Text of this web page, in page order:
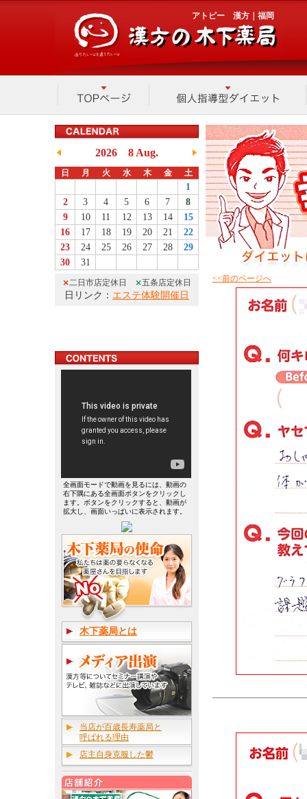
アトピー 漢方｜福岡
全画面モードで動画を見るには、動画の
右下隅にある全画面ボタンをクリックし
ます。ボタンをクリックすると、動画が
拡大し、画面いっぱいに表示されます。
木下薬局とは
当店が百歳長寿薬局と
呼ばれる理由
店主自身克服した鬱
<<前のページへ